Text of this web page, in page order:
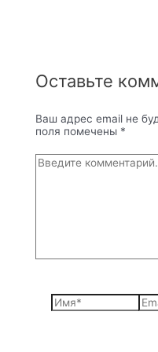
Оставьте
Ваш адрес email не
поля помечены *
Введите
комментарий...
Имя*